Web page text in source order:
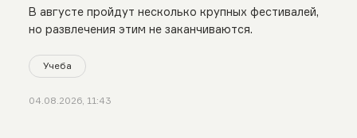
В августе пройдут несколько крупных фестивалей,
но развлечения этим не заканчиваются.
Учеба
04.08.2026, 11:43